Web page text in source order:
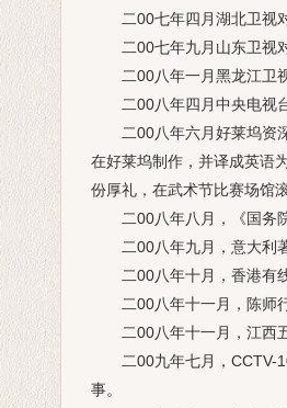
二00七年四月湖北卫视对
二00七年九月山东卫视对
二00八年一月黑龙江卫视
二00八年四月中央电视台
二00八年六月好莱坞资深
在好莱坞制作，并译成英语
份厚礼，在武术节比赛场馆
二00八年八月，《国务院
二00八年九月，意大利著
二00八年十月，香港有线
二00八年十一月，陈师行
二00八年十一月，江西五
二00九年七月，CCTV-10
事。